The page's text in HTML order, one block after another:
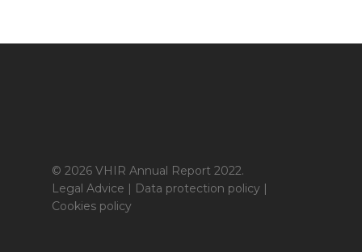
© 2026 VHIR Annual Report 2022.
Legal Advice | Data protection policy |
Cookies policy